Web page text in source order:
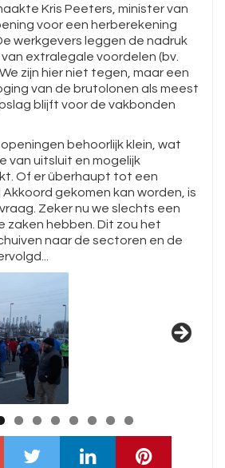
Kris Peeters, minister van
voor een herberekening
werkgevers leggen de nadruk
extralegale voordelen (bv.
zijn hier niet tegen, maar een
van de brutolonen als meest
blijft voor de vakbonden
behoorlijk klein, wat
van uitsluit en mogelijk
Of er überhaupt tot een
gekomen kan worden, is
Zeker nu we slechts een
zaken hebben. Dit zou het
naar de sectoren en de